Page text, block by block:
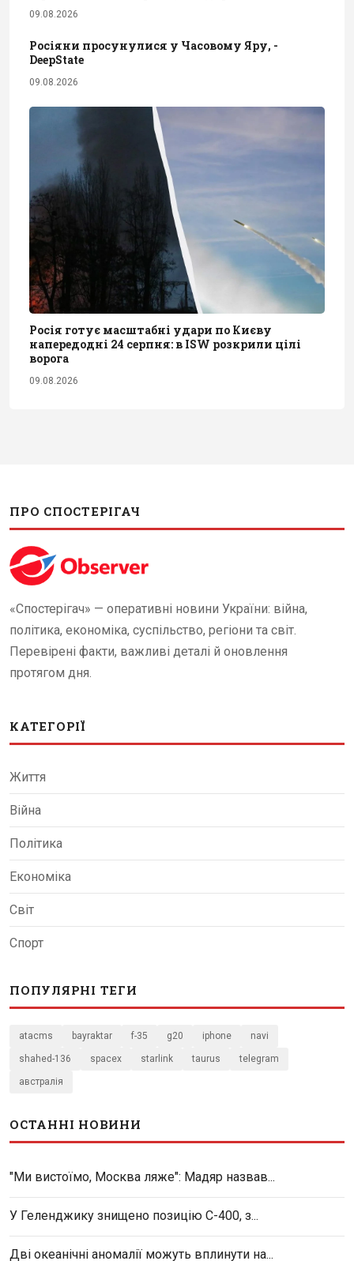
09.08.2026
Росіяни просунулися у Часовому Яру, -
DeepState
09.08.2026
Росія готує масштабні удари по Києву
напередодні 24 серпня: в ISW розкрили цілі
ворога
09.08.2026
ПРО СПОСТЕРІГАЧ
«Спостерігач» — оперативні новини України: війна,
політика, економіка, суспільство, регіони та світ.
Перевірені факти, важливі деталі й оновлення
протягом дня.
КАТЕГОРІЇ
Життя
Війна
Політика
Економіка
Світ
Спорт
ПОПУЛЯРНІ ТЕГИ
atacms bayraktar f-35 g20 iphone navi
shahed-136 spacex starlink taurus telegram
австралія
ОСТАННІ НОВИНИ
"Ми вистоїмо, Москва ляже": Мадяр назвав...
У Геленджику знищено позицію С-400, з...
Дві океанічні аномалії можуть вплинути на...